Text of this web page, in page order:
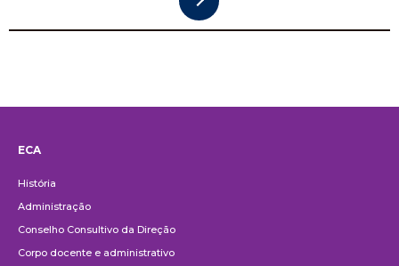
ECA
História
Administração
Conselho Consultivo da Direção
Corpo docente e administrativo